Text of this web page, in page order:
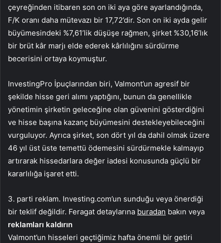
çeyreğinden itibaren son on iki aya göre ayarlandığında,
F/K oranı daha mütevazı bir 17,72’dir. Son on iki ayda gelir
büyümesindeki %7,61’lik düşüşe rağmen, şirket %30,16’lık
bir brüt kâr marjı elde ederek kârlılığını sürdürme
becerisini ortaya koymuştur.
InvestingPro İpuçlarından biri, Valmont’un agresif bir
şekilde hisse geri alımı yaptığını, bunun da genellikle
yönetimin şirketin geleceğine olan güvenini gösterdiğini
ve hisse başına kazanç büyümesini destekleyebileceğini
vurguluyor. Ayrıca şirket, son dört yıl da dahil olmak üzere
46 yıl üst üste temettü ödemesini sürdürmekle kalmayıp
artırarak hissedarlara değer iadesi konusunda güçlü bir
kararlılığa işaret etti.
3. parti reklam. Investing.com’un sunduğu veya önerdiği
bir teklif değildir. Feragat detaylarına buradan bakın veya
reklamları kaldırın
Valmont’un hisseleri geçtiğimiz hafta önemli bir getiri